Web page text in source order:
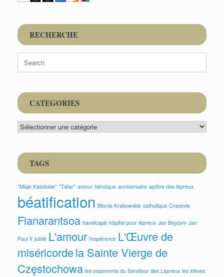
RECHERCHE
Search
for:
CATEGORIES
CATEGORIES
TAGS
"Misje Katolickie" "Tatar" amour héroïque anniversaire apôtre des lépreux
béatification Błonie Krakowskie catholique Cracovie
Fianarantsoa handicapé hôpital pour lépreux Jan Beyzym Jan
Paul II jubilé L'amour l'espérence L'Œuvre de
miséricordela Sainte Vierge de
Częstochowa les ossements du Serviteur des Lépreux les élèves